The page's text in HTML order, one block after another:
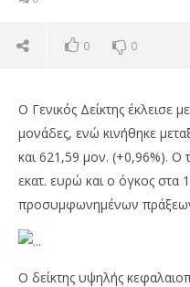
0 0
Ο Γενικός Δείκτης έκλεισε
μονάδες, ενώ κινήθηκε
και 621,59 μον. (+0,96%). Ο
εκατ. ευρώ και ο όγκος στα
προσυμφωνημένων πράξεων
Ο δείκτης υψηλής